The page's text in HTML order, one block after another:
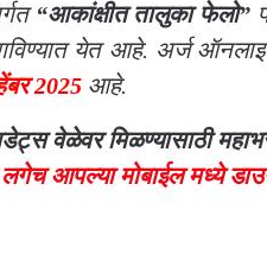
“आकांक्षीत तालुका फेलो”
येत आहे. अर्ज
2025आहे.
वेळेवर मिळण्यासाठी
आपल्या मोबाईल मध्ये